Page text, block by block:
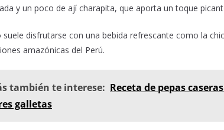
y un poco de ají charapita, que aporta un toque
suele disfrutarse con una bebida refrescante como la
amazónicas del Perú.
también te interese: Receta de pepas
galletas